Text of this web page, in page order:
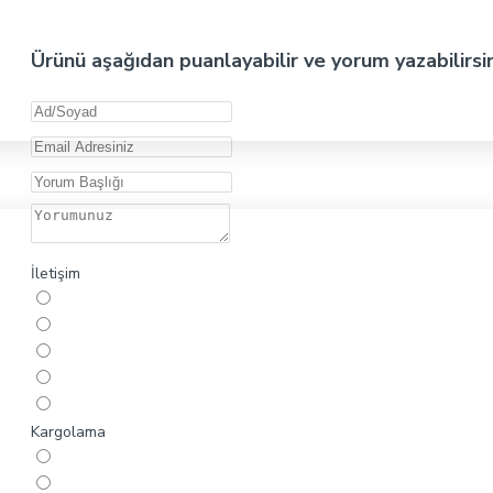
Ürünü aşağıdan puanlayabilir ve yorum
İletişim
Kargolama